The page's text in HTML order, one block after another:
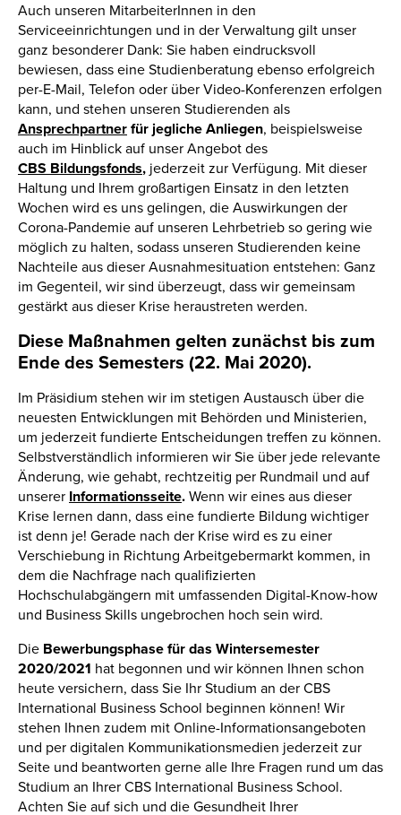
Auch unseren MitarbeiterInnen in den
Serviceeinrichtungen und in der Verwaltung gilt unser
ganz besonderer Dank: Sie haben eindrucksvoll
bewiesen, dass eine Studienberatung ebenso erfolgreich
per-E-Mail, Telefon oder über Video-Konferenzen erfolgen
kann, und stehen unseren Studierenden als
Ansprechpartner für jegliche Anliegen, beispielsweise
auch im Hinblick auf unser Angebot des
CBS Bildungsfonds, jederzeit zur Verfügung. Mit dieser
Haltung und Ihrem großartigen Einsatz in den letzten
Wochen wird es uns gelingen, die Auswirkungen der
Corona-Pandemie auf unseren Lehrbetrieb so gering wie
möglich zu halten, sodass unseren Studierenden keine
Nachteile aus dieser Ausnahmesituation entstehen: Ganz
im Gegenteil, wir sind überzeugt, dass wir gemeinsam
gestärkt aus dieser Krise heraustreten werden.
Diese Maßnahmen gelten zunächst bis zum
Ende des Semesters (22. Mai 2020).
Im Präsidium stehen wir im stetigen Austausch über die
neuesten Entwicklungen mit Behörden und Ministerien,
um jederzeit fundierte Entscheidungen treffen zu können.
Selbstverständlich informieren wir Sie über jede relevante
Änderung, wie gehabt, rechtzeitig per Rundmail und auf
unserer Informationsseite. Wenn wir eines aus dieser
Krise lernen dann, dass eine fundierte Bildung wichtiger
ist denn je! Gerade nach der Krise wird es zu einer
Verschiebung in Richtung Arbeitgebermarkt kommen, in
dem die Nachfrage nach qualifizierten
Hochschulabgängern mit umfassenden Digital-Know-how
und Business Skills ungebrochen hoch sein wird.
Die Bewerbungsphase für das Wintersemester
2020/2021 hat begonnen und wir können Ihnen schon
heute versichern, dass Sie Ihr Studium an der CBS
International Business School beginnen können! Wir
stehen Ihnen zudem mit Online-Informationsangeboten
und per digitalen Kommunikationsmedien jederzeit zur
Seite und beantworten gerne alle Ihre Fragen rund um das
Studium an Ihrer CBS International Business School.
Achten Sie auf sich und die Gesundheit Ihrer